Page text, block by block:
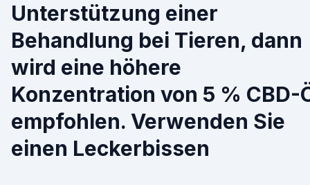
Unterstützung einer
Behandlung bei Tieren, dann
wird eine höhere
Konzentration von 5 % CBD-
empfohlen. Verwenden Sie
einen Leckerbissen